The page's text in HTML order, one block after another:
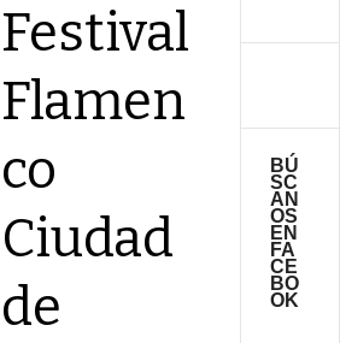
Festival
Flamen
co
Ciudad
de
BÚ
SC
AN
OS
EN
FA
CE
BO
OK